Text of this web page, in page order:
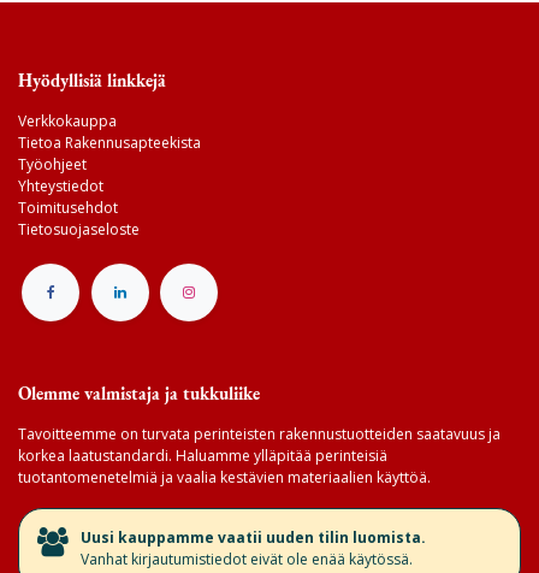
Hyödyllisiä linkkejä
Verkkokauppa
Tietoa Rakennusapteekista
Työohjeet
Yhteystiedot
Toimitusehdot
Tietosuojaseloste
Olemme valmistaja ja tukkuliike
Tavoitteemme on turvata perinteisten rakennustuotteiden saatavuus ja
korkea laatustandardi. Haluamme ylläpitää perinteisiä
tuotantomenetelmiä ja vaalia kestävien materiaalien käyttöä.
​Uusi kauppamme vaatii uuden tilin luomista.
Vanhat kirjautumistiedot eivät ole enää käytössä.